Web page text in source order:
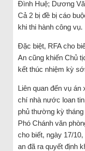
Đình Huệ; Dương
Cả 2 bị đề bị cáo
khi thi hành công vụ.
Đặc biệt, RFA cho
An cũng khiến Chủ
kết thúc nhiệm kỳ
Liên quan đến vụ án
chí nhà nước loan
phủ thường kỳ
Phó Chánh văn
cho biết, ngày 17/
an đã ra quyết định